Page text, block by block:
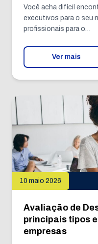
Você acha difícil
executivos para o seu
profissionais para o…
Ver mais
10 maio 2026
Avaliação de
principais tipos
empresas